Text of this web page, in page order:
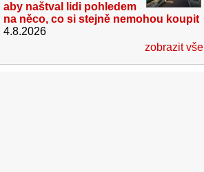
aby naštval lidi pohledem
na něco, co si stejně nemohou koupit
4.8.2026
zobrazit vše